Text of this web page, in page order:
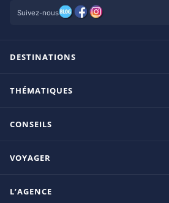
Suivez-nous
DESTINATIONS
Ile Maurice
République Dominicaine
THÉMATIQUES
Adultes uniquement
Coup de coeur
CONSEILS
Guide Seychelles
VOYAGER
L’AGENCE